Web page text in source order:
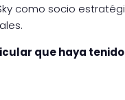
como socio
que haya